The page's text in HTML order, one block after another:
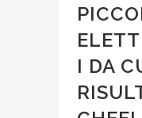
I DA